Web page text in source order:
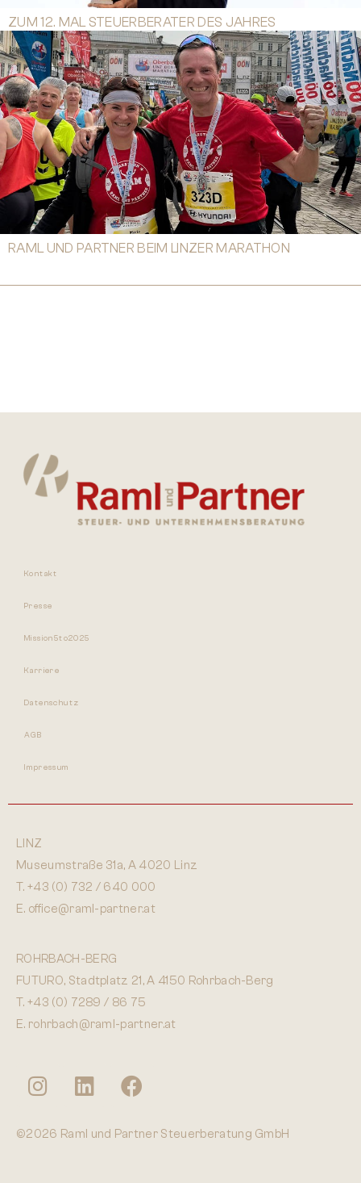
ZUM 12. MAL STEUERBERATER DES JAHRES
RAML UND PARTNER BEIM LINZER MARATHON
Kontakt
Presse
Mission5to2025
Karriere
Datenschutz
AGB
Impressum
LINZ
Museumstraße 31a, A 4020 Linz
T. +43 (0) 732 / 640 000
E. office@raml-partner.at
ROHRBACH-BERG
FUTURO, Stadtplatz 21, A 4150 Rohrbach-Berg
T. +43 (0) 7289 / 86 75
E. rohrbach@raml-partner.at
©2026 Raml und Partner Steuerberatung GmbH